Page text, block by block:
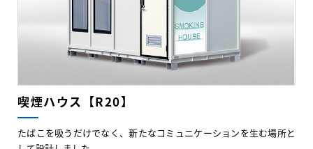
喫煙ハウス【R20】
たばこを吸うだけでなく、新たなコミュニケーションを生む場所と